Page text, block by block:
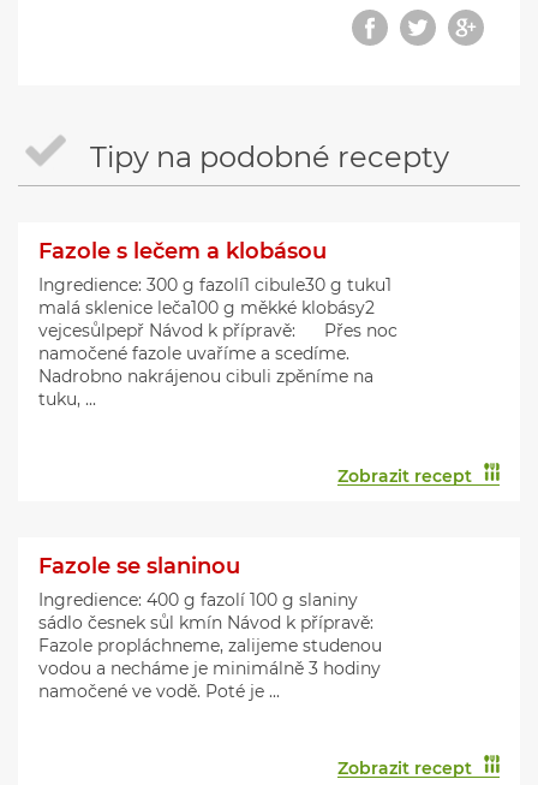
Tipy na podobné recepty
Fazole s lečem a klobásou
Ingredience: 300 g fazolí1 cibule30 g tuku1
malá sklenice leča100 g měkké klobásy2
vejcesůlpepř Návod k přípravě: Přes noc
namočené fazole uvaříme a scedíme.
Nadrobno nakrájenou cibuli zpěníme na
tuku, ...
Zobrazit recept
Fazole se slaninou
Ingredience: 400 g fazolí 100 g slaniny
sádlo česnek sůl kmín Návod k přípravě:
Fazole propláchneme, zalijeme studenou
vodou a necháme je minimálně 3 hodiny
namočené ve vodě. Poté je ...
Zobrazit recept